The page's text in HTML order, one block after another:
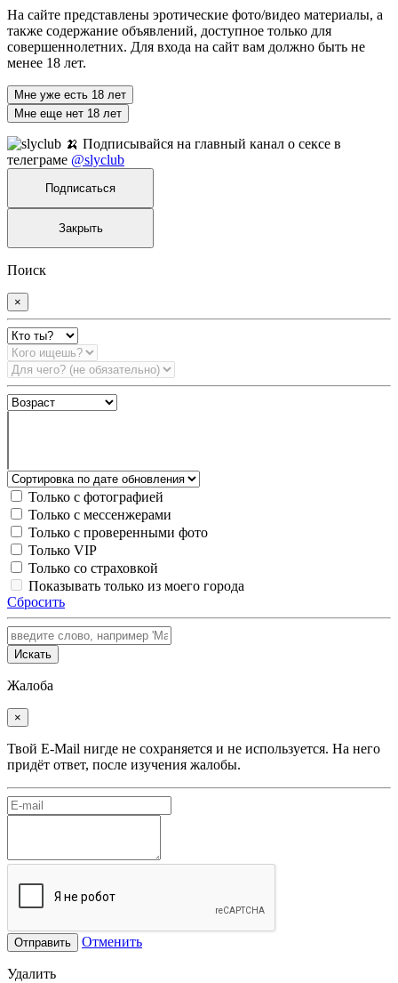
На сайте представлены эротические фото/видео материалы, а
также содержание объявлений, доступное только для
совершеннолетних. Для входа на сайт вам должно быть не
менее 18 лет.
Мне уже есть 18 лет
Мне еще нет 18 лет
🍌 Подписывайся на главный канал о сексе в
телеграме @slyclub
Подписаться
Закрыть
Поиск
×
Только с фотографией
Только с мессенжерами
Только с проверенными фото
Только VIP
Только со страховкой
Показывать только из моего города
Сбросить
Искать
Жалоба
×
Твой E-Mail нигде не сохраняется и не используется. На него
придёт ответ, после изучения жалобы.
Отправить Отменить
Удалить